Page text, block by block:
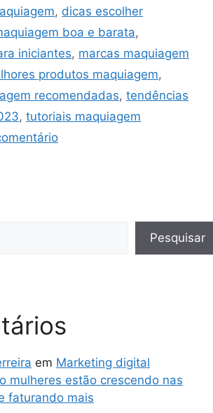
, dicas escolher
boa e barata,
iniciantes, marcas maquiagem
produtos maquiagem,
recomendadas, tendências
, tutoriais maquiagem
Pesquisar
em Marketing digital
mulheres estão crescendo nas
faturando mais